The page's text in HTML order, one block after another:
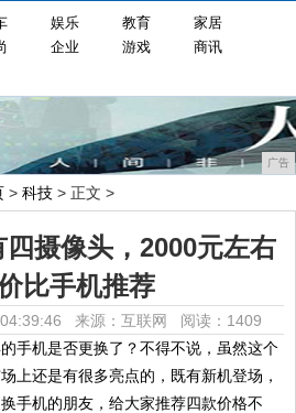
娱乐 教育
家居
企业 游戏
商讯
广告
> 科技 > 正文 >
四摄像头，2000元左右
比手机推荐
04:39:46 来源：互联网 阅读：1409
手机是否更换了？不得不说，虽然这个
上还是有很多亮点的，既有新机登场，
手机的朋友，给大家推荐四款价格不